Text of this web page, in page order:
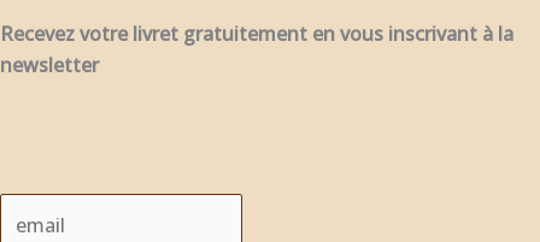
Recevez votre livret gratuitement en vous inscrivant à la
newsletter